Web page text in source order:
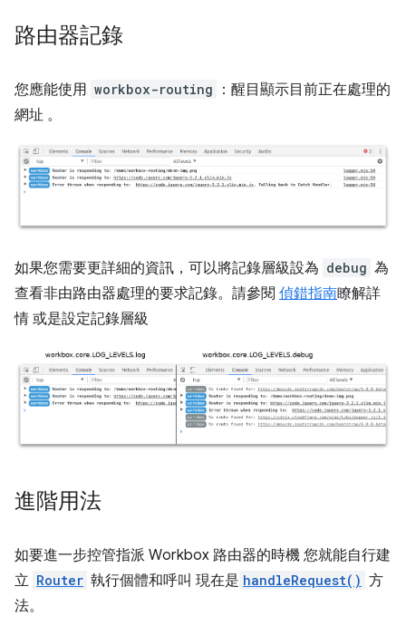
路由器記錄
您應能使用 workbox-routing
：醒目顯示目前正在處理的
網址 。
如果您需要更詳細的資訊，可以將記錄層級設為 debug 為
查看非由路由器處理的要求記錄。請參閱 偵錯指南瞭解詳
情 或是設定記錄層級
進階用法
如要進一步控管指派 Workbox 路由器的時機 您就能自行建
立 Router 執行個體和呼叫 現在是 handleRequest() 方
法。